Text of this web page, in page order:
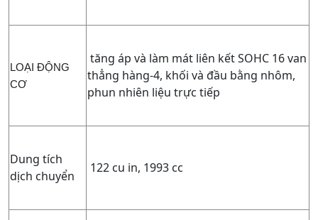
LOẠI ĐỘNG
CƠ
tăng áp và làm mát liên kết SOHC 16 van
thẳng hàng-4, khối và đầu bằng nhôm,
phun nhiên liệu trực tiếp
Dung tích
dịch chuyển
122 cu in, 1993 cc